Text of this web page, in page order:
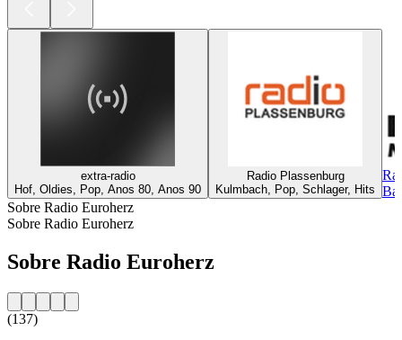
extra-radio
Hof, Oldies, Pop, Anos 80, Anos 90
Radio Plassenburg
Kulmbach, Pop, Schlager, Hits
Sobre Radio Euroherz
Sobre Radio Euroherz
Sobre Radio Euroherz
(137)